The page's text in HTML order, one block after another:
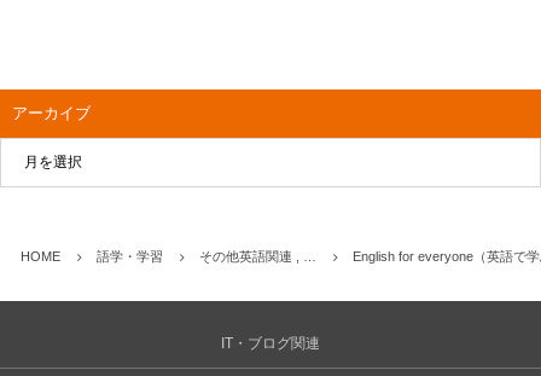
アーカイブ
HOME 語学・学習 その他英語関連 , … English for everyone（英語で
IT・ブログ関連